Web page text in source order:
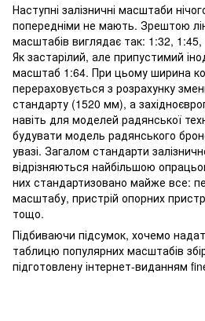
Наступні залізничні масштаби
попередніми не мають. Зрештою
масштабів виглядає так: 1:32,
Як застарілий, але припустимий
масштаб 1:64. При цьому ширина
перераховується з розрахунку
стандарту (1520 мм), а
навіть для моделей радянської
будувати модель радянського
увазі. Загалом стандарти
відрізняються найбільшою
них стандартизовано майже все:
масштабу, пристрій опорних
тощо.
Підбиваючи підсумок, хочемо
таблицю популярних масштабів
підготовлену інтернет-виданням